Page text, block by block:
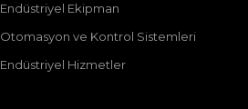
Endüstriyel Ekipman
Otomasyon ve Kontrol Sistemleri
Endüstriyel Hizmetler